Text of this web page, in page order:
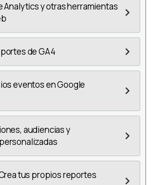
Analytics y otras herramientas
de GA4
eventos en Google
audiencias y
tus propios reportes